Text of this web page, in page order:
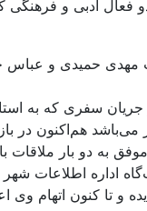
به بازداشت دو فعال ادبی
مهدی حميدی و عباس
سفری كه به
نيز می‌باشد هم‌اكنون
به دو بار ملاقات
كُرد در حوزه ادبيات كُردی جنوب نيز اكنون 20 روز است
و تا كنون اتهام